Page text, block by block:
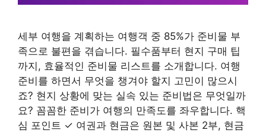
세부 여행을 계획하는 여행객 중 85%가 준비물 부
족으로 불편을 겪습니다. 필수품부터 현지 구매 팁
까지, 효율적인 준비물 리스트를 소개합니다. 여행
준비를 하면서 무엇을 챙겨야 할지 고민이 많으시
죠? 현지 상황에 맞는 실속 있는 준비법은 무엇일까
요? 꼼꼼한 준비가 여행의 만족도를 좌우합니다. 핵
심 포인트 ✓ 여권과 현금은 원본 및 사본 2부, 현금